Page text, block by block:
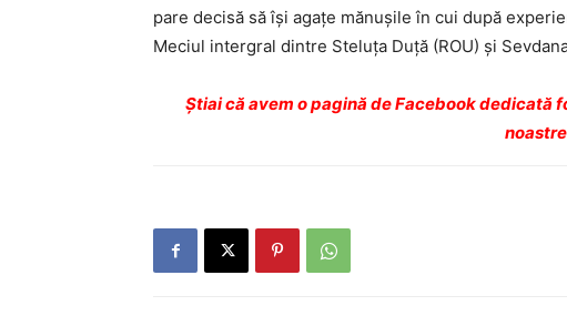
pare decisă să îşi agaţe mănuşile în cui după
Meciul intergral dintre Steluţa Duţă (ROU) şi
Ştiai că avem o pagină de Facebook